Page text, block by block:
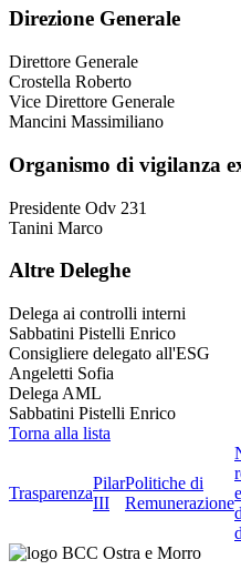
Direzione Generale
Direttore Generale
Crostella Roberto
Vice Direttore Generale
Mancini Massimiliano
Organismo di vigilanza
Presidente Odv 231
Tanini Marco
Altre Deleghe
Delega ai controlli interni
Sabbatini Pistelli Enrico
Consigliere delegato all'ESG
Angeletti Sofia
Delega AML
Sabbatini Pistelli Enrico
Torna alla lista
Trasparenza
Pilar
III
Politiche di
Remunerazione